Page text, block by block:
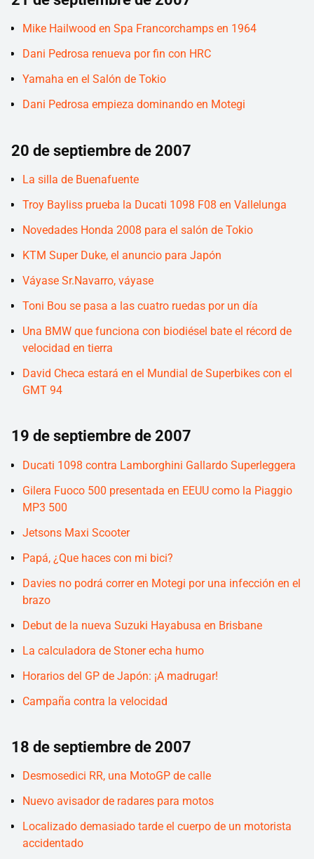
Mike Hailwood en Spa Francorchamps en 1964
Dani Pedrosa renueva por fin con HRC
Yamaha en el Salón de Tokio
Dani Pedrosa empieza dominando en Motegi
20 de septiembre de 2007
La silla de Buenafuente
Troy Bayliss prueba la Ducati 1098 F08 en Vallelunga
Novedades Honda 2008 para el salón de Tokio
KTM Super Duke, el anuncio para Japón
Váyase Sr.Navarro, váyase
Toni Bou se pasa a las cuatro ruedas por un día
Una BMW que funciona con biodiésel bate el récord de
velocidad en tierra
David Checa estará en el Mundial de Superbikes con el
GMT 94
19 de septiembre de 2007
Ducati 1098 contra Lamborghini Gallardo Superleggera
Gilera Fuoco 500 presentada en EEUU como la Piaggio
MP3 500
Jetsons Maxi Scooter
Papá, ¿Que haces con mi bici?
Davies no podrá correr en Motegi por una infección en el
brazo
Debut de la nueva Suzuki Hayabusa en Brisbane
La calculadora de Stoner echa humo
Horarios del GP de Japón: ¡A madrugar!
Campaña contra la velocidad
18 de septiembre de 2007
Desmosedici RR, una MotoGP de calle
Nuevo avisador de radares para motos
Localizado demasiado tarde el cuerpo de un motorista
accidentado